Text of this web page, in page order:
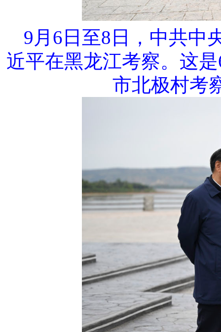
9月6日至8日，中共中
近平在黑龙江考察。这
市北极村考